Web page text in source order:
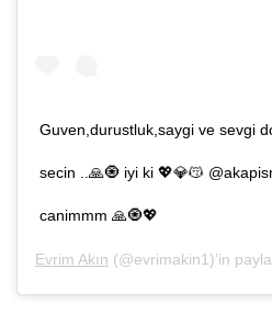
Guven,durustluk,saygi ve sevgi
secin ..🙏🧿 iyi ki 💖💎😽
canimmm 🙏🧿💖
Evrim Akın (@evrimakin1)’in